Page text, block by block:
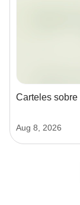
Carteles
Aug 8, 2026